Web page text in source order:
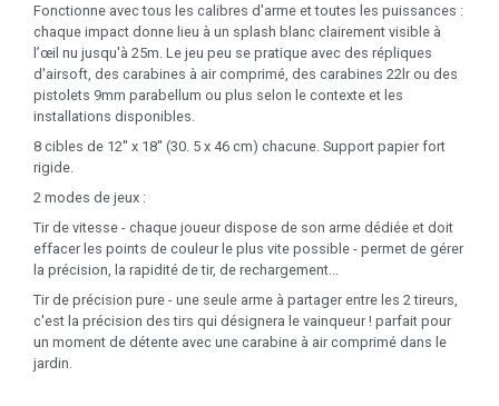
Fonctionne avec tous les calibres d'arme et toutes les puissances :
chaque impact donne lieu à un splash blanc clairement visible à
l’œil nu jusqu'à 25m. Le jeu peu se pratique avec des répliques
d'airsoft, des carabines à air comprimé, des carabines 22lr ou des
pistolets 9mm parabellum ou plus selon le contexte et les
installations disponibles.
8 cibles de 12'' x 18'' (30. 5 x 46 cm) chacune. Support papier fort
rigide.
2 modes de jeux :
Tir de vitesse - chaque joueur dispose de son arme dédiée et doit
effacer les points de couleur le plus vite possible - permet de gérer
la précision, la rapidité de tir, de rechargement...
Tir de précision pure - une seule arme à partager entre les 2 tireurs,
c'est la précision des tirs qui désignera le vainqueur ! parfait pour
un moment de détente avec une carabine à air comprimé dans le
jardin.